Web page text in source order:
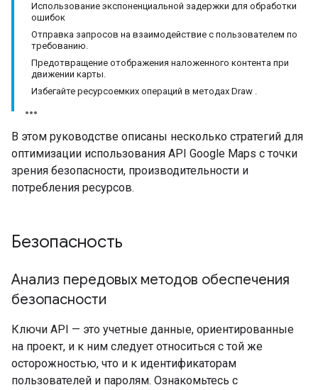
Использование экспоненциальной задержки для обработки
ошибок
Отправка запросов на взаимодействие с пользователем по
требованию.
Предотвращение отображения наложенного контента при
движении карты.
Избегайте ресурсоемких операций в методах Draw .
В этом руководстве описаны несколько стратегий для
оптимизации использования API Google Maps с точки
зрения безопасности, производительности и
потребления ресурсов.
Безопасность
Анализ передовых методов обеспечения
безопасности
Ключи API — это учетные данные, ориентированные
на проект, и к ним следует относиться с той же
осторожностью, что и к идентификаторам
пользователей и паролям. Ознакомьтесь с